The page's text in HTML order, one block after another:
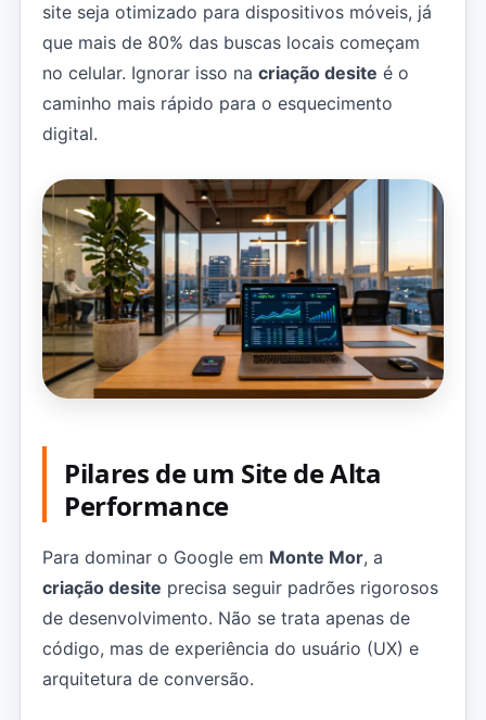
site seja otimizado para dispositivos móveis, já
que mais de 80% das buscas locais começam
no celular. Ignorar isso na criação desite é o
caminho mais rápido para o esquecimento
digital.
Pilares de um Site de Alta
Performance
Para dominar o Google em Monte Mor, a
criação desite precisa seguir padrões rigorosos
de desenvolvimento. Não se trata apenas de
código, mas de experiência do usuário (UX) e
arquitetura de conversão.